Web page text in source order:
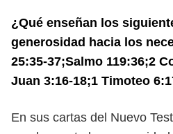
¿Qué enseñan los
generosidad hacia los
25:35-37;Salmo 119:36;2
Juan 3:16-18;1 Timoteo
En sus cartas del Nuevo